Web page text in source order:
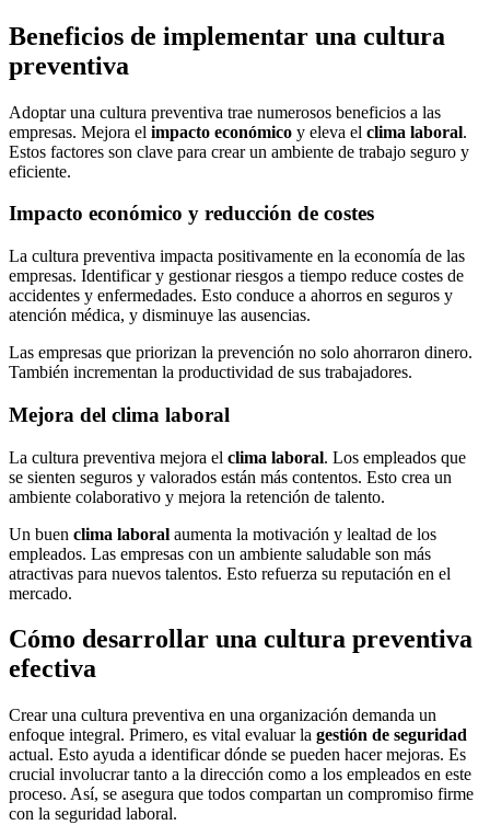
Beneficios de implementar una cultura
preventiva
Adoptar una cultura preventiva trae numerosos beneficios a las
empresas. Mejora el impacto económico y eleva el clima laboral.
Estos factores son clave para crear un ambiente de trabajo seguro y
eficiente.
Impacto económico y reducción de costes
La cultura preventiva impacta positivamente en la economía de las
empresas. Identificar y gestionar riesgos a tiempo reduce costes de
accidentes y enfermedades. Esto conduce a ahorros en seguros y
atención médica, y disminuye las ausencias.
Las empresas que priorizan la prevención no solo ahorraron dinero.
También incrementan la productividad de sus trabajadores.
Mejora del clima laboral
La cultura preventiva mejora el clima laboral. Los empleados que
se sienten seguros y valorados están más contentos. Esto crea un
ambiente colaborativo y mejora la retención de talento.
Un buen clima laboral aumenta la motivación y lealtad de los
empleados. Las empresas con un ambiente saludable son más
atractivas para nuevos talentos. Esto refuerza su reputación en el
mercado.
Cómo desarrollar una cultura preventiva
efectiva
Crear una cultura preventiva en una organización demanda un
enfoque integral. Primero, es vital evaluar la gestión de seguridad
actual. Esto ayuda a identificar dónde se pueden hacer mejoras. Es
crucial involucrar tanto a la dirección como a los empleados en este
proceso. Así, se asegura que todos compartan un compromiso firme
con la seguridad laboral.